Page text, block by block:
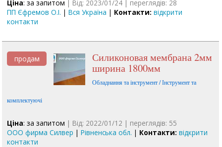
Ціна: за запитом | Від: 2023/01/24 | переглядів: 28
ПП Єфремов О.І. |Вся Україна | Контакти: відкрити
контакти
продам Силиконовая мембрана 2мм
ширина 1800мм
Обладнання та інструмент / Інструмент та
комплектуючі
Ціна: за запитом | Від: 2022/01/12 | переглядів: 55
ООО фирма Силвер |Рівненська обл. | Контакти: відкрити
контакти